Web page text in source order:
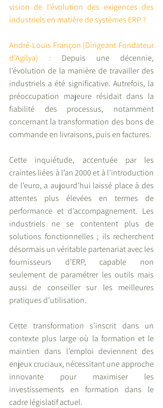
vision de l’évolution des exigences des
industriels en matière de systèmes ERP ?
André-Louis Françon (Dirigeant Fondateur
d’Agilya) : Depuis une décennie,
l’évolution de la manière de travailler des
industriels a été significative. Autrefois, la
préoccupation majeure résidait dans la
fiabilité des processus, notamment
concernant la transformation des bons de
commande en livraisons, puis en factures.
Cette inquiétude, accentuée par les
craintes liées à l’an 2000 et à l’introduction
de l’euro, a aujourd’hui laissé place à des
attentes plus élevées en termes de
performance et d’accompagnement. Les
industriels ne se contentent plus de
solutions fonctionnelles ; ils recherchent
désormais un véritable partenariat avec les
fournisseurs d’ERP, capable non
seulement de paramétrer les outils mais
aussi de conseiller sur les meilleures
pratiques d’utilisation.
Cette transformation s’inscrit dans un
contexte plus large où la formation et le
maintien dans l’emploi deviennent des
enjeux cruciaux, nécessitant une approche
innovante pour maximiser les
investissements en formation dans le
cadre législatif actuel.